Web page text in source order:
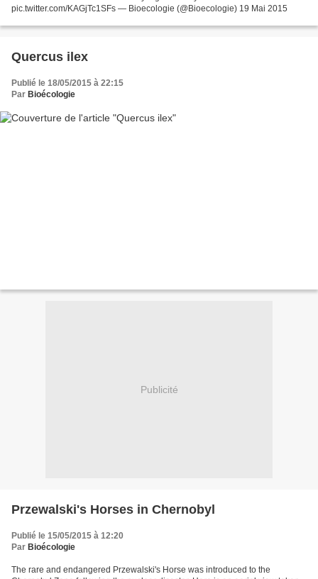
pic.twitter.com/KAGjTc1SFs — Bioecologie (@Bioecologie) 19 Mai 2015
Quercus ilex
Publié le 18/05/2015 à 22:15
Par Bioécologie
Publicité
Przewalski's Horses in Chernobyl
Publié le 15/05/2015 à 12:20
Par Bioécologie
The rare and endangered Przewalski's Horse was introduced to the